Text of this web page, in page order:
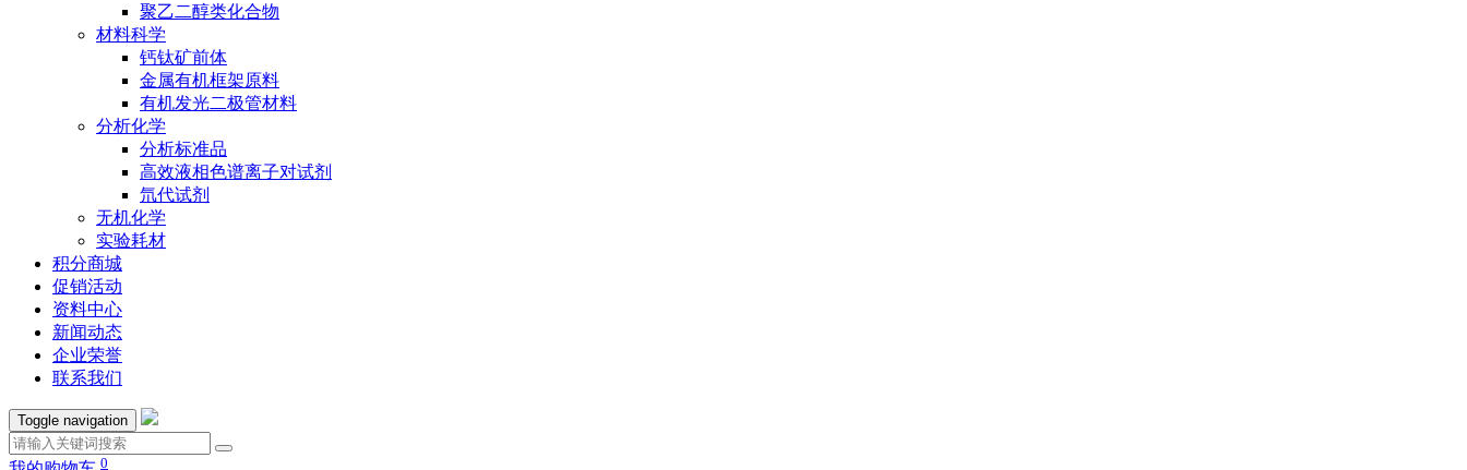
聚乙二醇类化合物
材料科学
钙钛矿前体
金属有机框架原料
有机发光二极管材料
分析化学
分析标准品
高效液相色谱离子对试剂
氘代试剂
无机化学
实验耗材
积分商城
促销活动
资料中心
新闻动态
企业荣誉
联系我们
Toggle navigation
0